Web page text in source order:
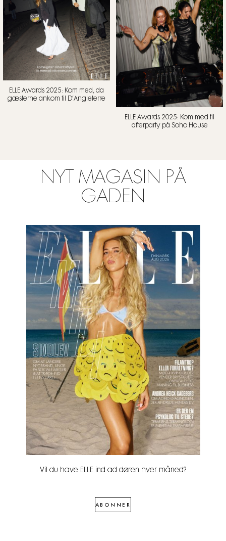
ELLE Awards 2025: Kom med, da
gæsterne ankom til D’Angleterre
ELLE Awards 2025: Kom med til
afterparty på Soho House
NYT MAGASIN PÅ
GADEN
Vil du have ELLE ind ad døren hver måned?
ABONNER